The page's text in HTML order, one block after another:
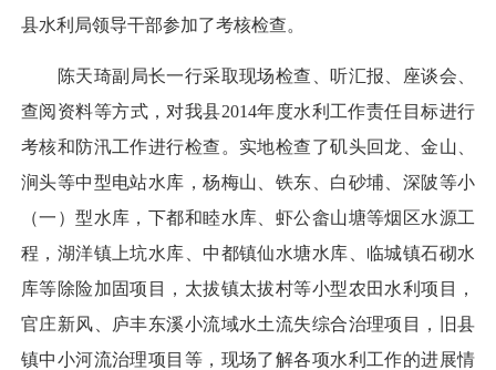
县水利局领导干部参加了考核检查。
陈天琦副局长一行采取现场检查、听汇报、座谈会、
查阅资料等方式，对我县2014年度水利工作责任目标进行
考核和防汛工作进行检查。实地检查了矶头回龙、金山、
涧头等中型电站水库，杨梅山、铁东、白砂埔、深陂等小
（一）型水库，下都和睦水库、虾公畲山塘等烟区水源工
程，湖洋镇上坑水库、中都镇仙水塘水库、临城镇石砌水
库等除险加固项目，太拔镇太拔村等小型农田水利项目，
官庄新风、庐丰东溪小流域水土流失综合治理项目，旧县
镇中小河流治理项目等， 现场了解各项水利工作的进展情